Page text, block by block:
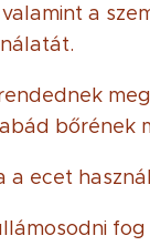
a
bőrének
a ecet